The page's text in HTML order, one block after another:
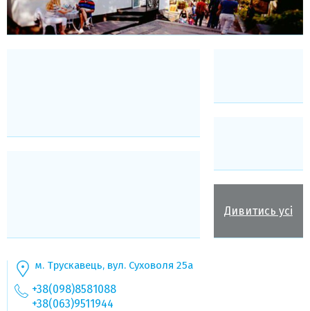
Дивитись усі
м. Трускавець, вул. Суховоля 25а
+38(098)8581088
+38(063)9511944